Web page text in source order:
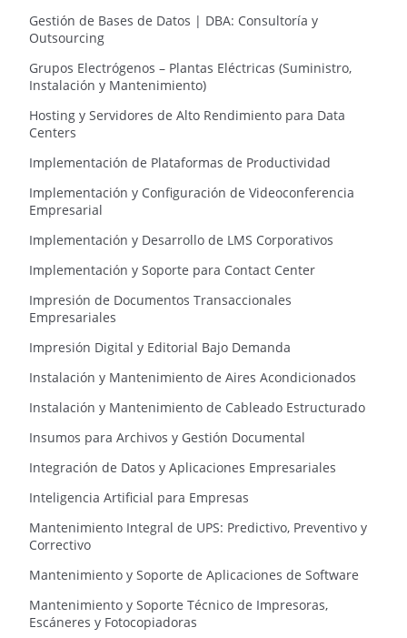
Gestión de Bases de Datos | DBA: Consultoría y
Outsourcing
Grupos Electrógenos – Plantas Eléctricas (Suministro,
Instalación y Mantenimiento)
Hosting y Servidores de Alto Rendimiento para Data
Centers
Implementación de Plataformas de Productividad
Implementación y Configuración de Videoconferencia
Empresarial
Implementación y Desarrollo de LMS Corporativos
Implementación y Soporte para Contact Center
Impresión de Documentos Transaccionales
Empresariales
Impresión Digital y Editorial Bajo Demanda
Instalación y Mantenimiento de Aires Acondicionados
Instalación y Mantenimiento de Cableado Estructurado
Insumos para Archivos y Gestión Documental
Integración de Datos y Aplicaciones Empresariales
Inteligencia Artificial para Empresas
Mantenimiento Integral de UPS: Predictivo, Preventivo y
Correctivo
Mantenimiento y Soporte de Aplicaciones de Software
Mantenimiento y Soporte Técnico de Impresoras,
Escáneres y Fotocopiadoras